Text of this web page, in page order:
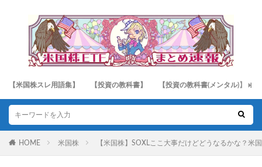
【米国株スレ用語集】 【投資の教科書】 【投資の教科書(メンタル)】
HOME 米国株 【米国株】SOXLここ大事だけどどうなるかな？米